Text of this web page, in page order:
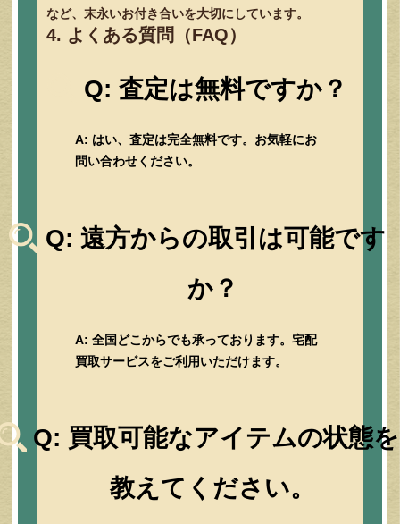
など、末永いお付き合いを大切にしています。
4. よくある質問（FAQ）
Q: 査定は無料ですか？
A: はい、査定は完全無料です。お気軽にお
問い合わせください。
Q: 遠方からの取引は可能です
か？
A: 全国どこからでも承っております。宅配
買取サービスをご利用いただけます。
Q: 買取可能なアイテムの状態を
教えてください。